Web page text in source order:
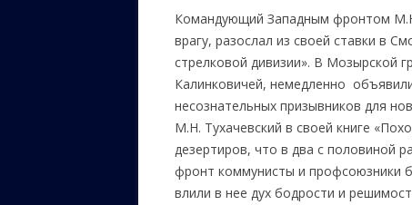
Командующий Западным фронтом
врагу, разослал из своей ставки в
стрелковой дивизии». В Мозырской
Калинковичей, немедленно
несознательных призывников для
М.Н. Тухачевский в своей книге
дезертиров, что в два с половиной
фронт коммунисты и профсоюзники
влили в нее дух бодрости и